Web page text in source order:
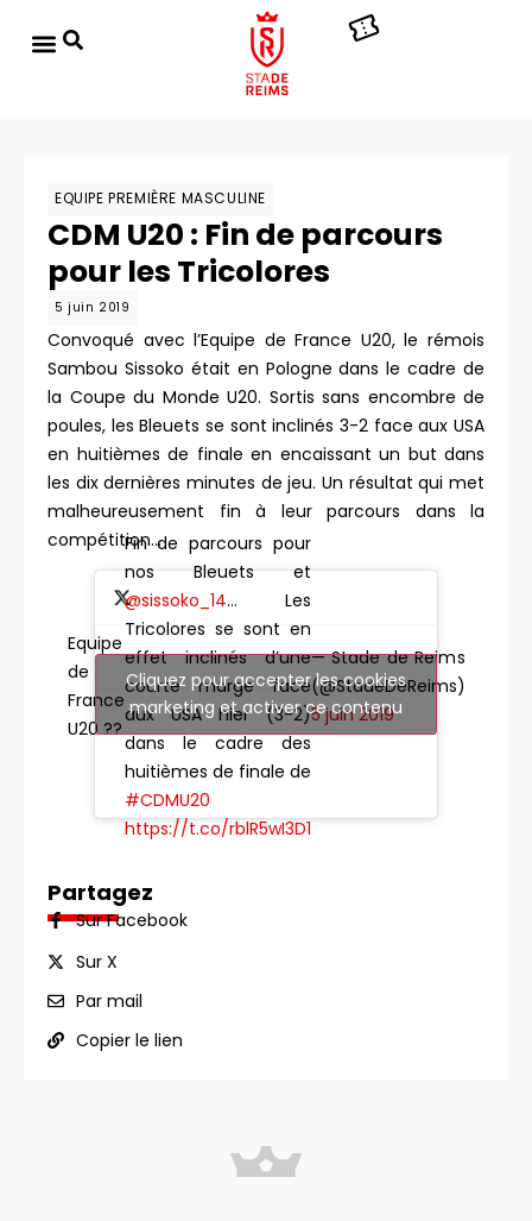
EQUIPE PREMIÈRE MASCULINE
CDM U20 : Fin de parcours
pour les Tricolores
5 juin 2019
Convoqué avec l’Equipe de France U20, le rémois
Sambou Sissoko était en Pologne dans le cadre de
la Coupe du Monde U20. Sortis sans encombre de
poules, les Bleuets se sont inclinés 3-2 face aux USA
en huitièmes de finale en encaissant un but dans
les dix dernières minutes de jeu. Un résultat qui met
malheureusement fin à leur parcours dans la
compétition…
Equipe
de
France
U20 ??
Fin de parcours pour
nos Bleuets et
@sissoko_14… Les
Tricolores se sont en
effet inclinés d’une
courte marge face
aux USA hier (3-2)
dans le cadre des
huitièmes de finale de
#CDMU20
https://t.co/rblR5wI3D1
— Stade de Reims
(@StadeDeReims)
5 juin 2019
Cliquez pour accepter les cookies
marketing et activer ce contenu
Partagez
Sur Facebook
Sur X
Par mail
Copier le lien